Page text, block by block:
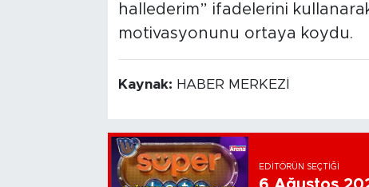
hallederim” ifadelerini
motivasyonunu ortaya koydu.
Kaynak: HABER MERKEZİ
EDITÖRÜN SEÇTIĞI